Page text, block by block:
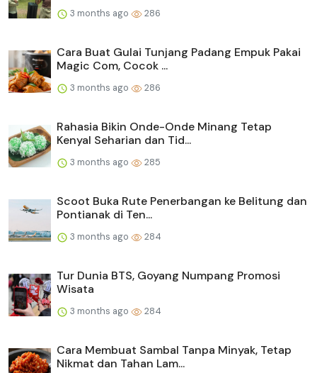
3 months ago 286
Cara Buat Gulai Tunjang Padang Empuk Pakai
Magic Com, Cocok ...
3 months ago 286
Rahasia Bikin Onde-Onde Minang Tetap
Kenyal Seharian dan Tid...
3 months ago 285
Scoot Buka Rute Penerbangan ke Belitung dan
Pontianak di Ten...
3 months ago 284
Tur Dunia BTS, Goyang Numpang Promosi
Wisata
3 months ago 284
Cara Membuat Sambal Tanpa Minyak, Tetap
Nikmat dan Tahan Lam...